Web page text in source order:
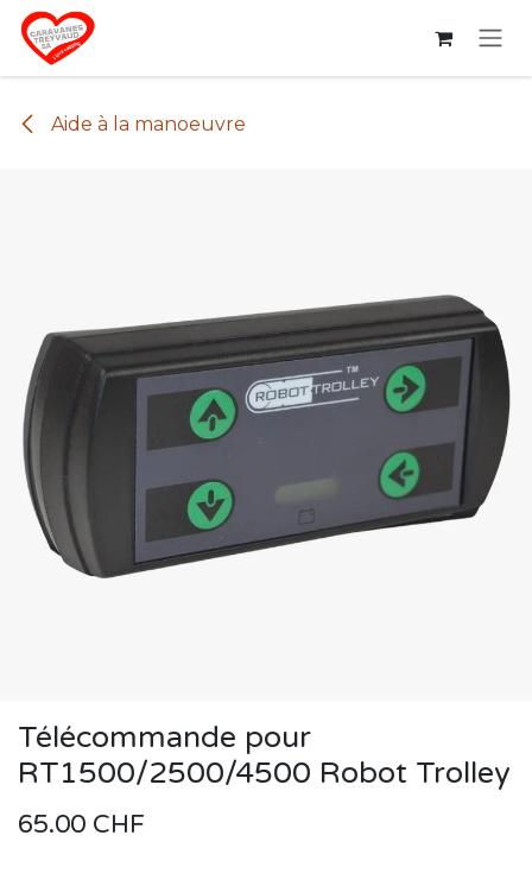
Se rendre au contenu
Aide à la manoeuvre
Télécommande pour
RT1500/2500/4500 Robot Trolley
65.00 CHF